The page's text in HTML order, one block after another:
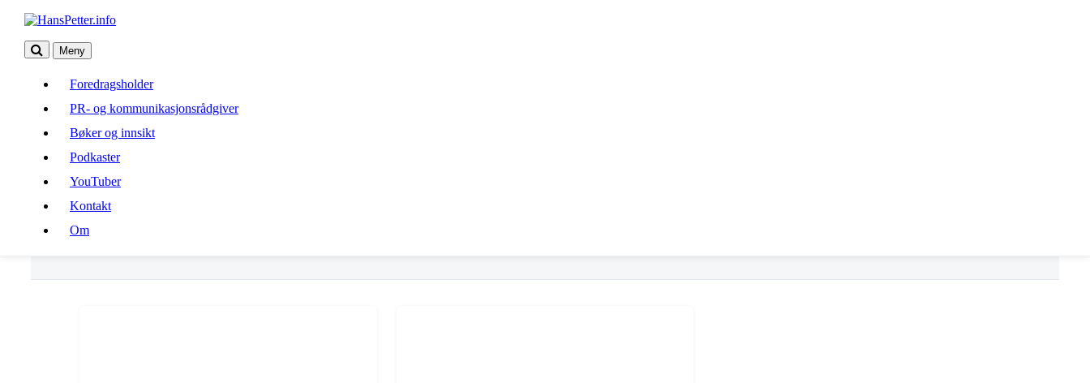
Meny
Foredragsholder
PR- og kommunikasjonsrådgiver
Bøker og innsikt
Podkaster
YouTuber
Kontakt
Om
Foredragsholder
PR- og kommunikasjonsrådgiver
Bøker og innsikt
YouTuber
Kontakt
Big 5